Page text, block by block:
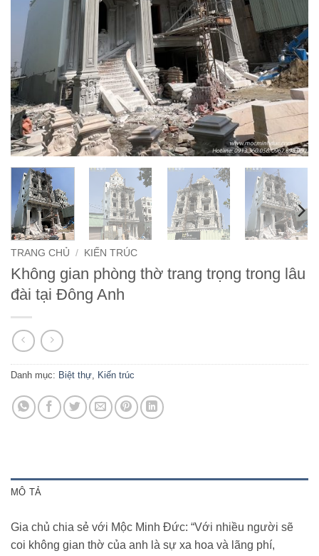
TRANG CHỦ / KIẾN TRÚC
Không gian phòng thờ trang trọng trong lâu
đài tại Đông Anh
Danh mục: Biệt thự, Kiến trúc
MÔ TẢ
Gia chủ chia sẻ với Mộc Minh Đức: “Với nhiều người sẽ
coi không gian thờ của anh là sự xa hoa và lãng phí,